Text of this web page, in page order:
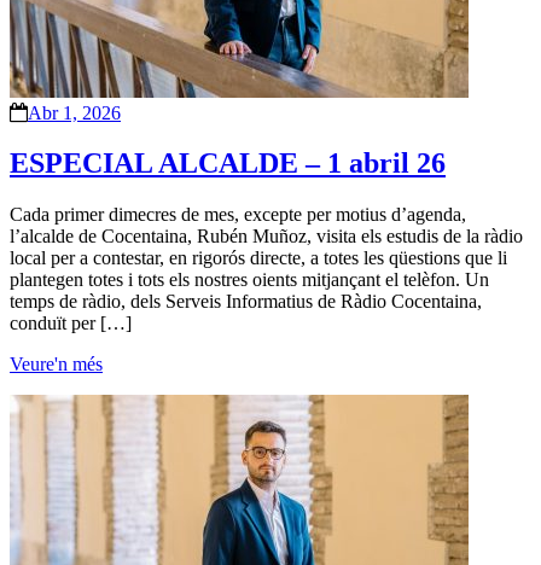
Abr 1, 2026
ESPECIAL ALCALDE – 1 abril 26
Cada primer dimecres de mes, excepte per motius d’agenda,
l’alcalde de Cocentaina, Rubén Muñoz, visita els estudis de la ràdio
local per a contestar, en rigorós directe, a totes les qüestions que li
plantegen totes i tots els nostres oients mitjançant el telèfon. Un
temps de ràdio, dels Serveis Informatius de Ràdio Cocentaina,
conduït per […]
Veure'n més